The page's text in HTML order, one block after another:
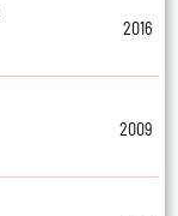
2016
2009